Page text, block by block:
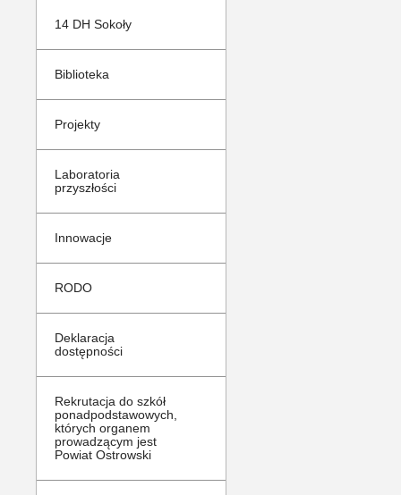
14 DH Sokoły
Biblioteka
Projekty
Laboratoria
przyszłości
Innowacje
RODO
Deklaracja
dostępności
Rekrutacja do szkół
ponadpodstawowych,
których organem
prowadzącym jest
Powiat Ostrowski